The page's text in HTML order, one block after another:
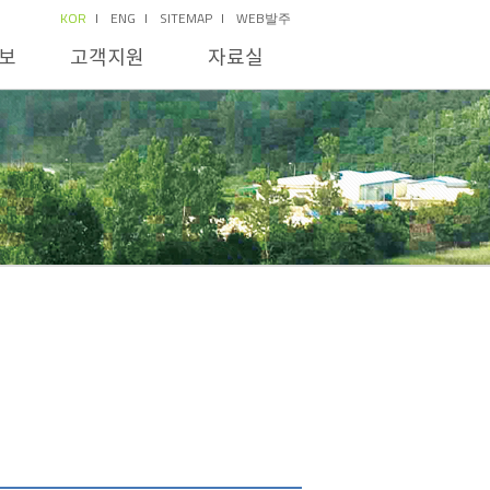
KOR ENG SITEMAP WEB발주
고객지원 자료실